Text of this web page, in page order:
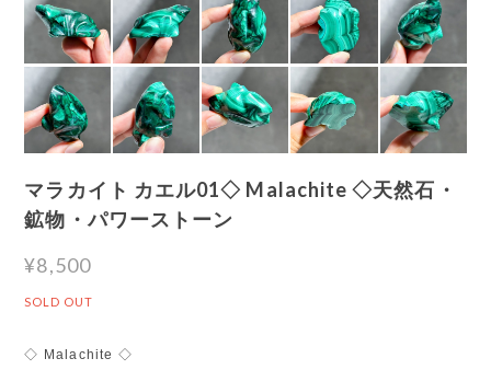
マラカイト カエル01◇ Malachite ◇天然石・
鉱物・パワーストーン
¥8,500
SOLD OUT
◇ Malachite ◇